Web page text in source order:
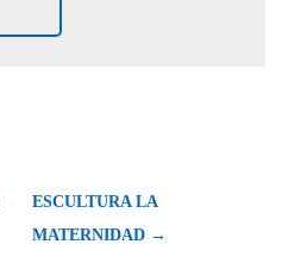
ESCULTURA LA
MATERNIDAD →